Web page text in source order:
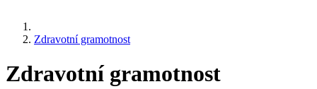
Zdravotní gramotnost
Zdravotní gramotnost